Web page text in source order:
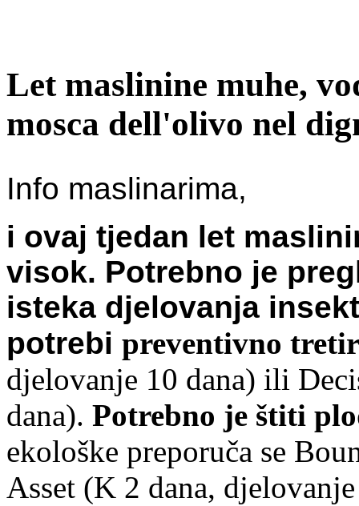
Let maslinine muhe,
mosca dell'olivo nel
Info maslinarima,
i ovaj tjedan let
visok. Potrebno je
isteka djelovanja
potrebi preventivno
djelovanje 10 dana) ili
dana). Potrebno je štiti
ekološke preporuča se
Asset (K 2 dana,